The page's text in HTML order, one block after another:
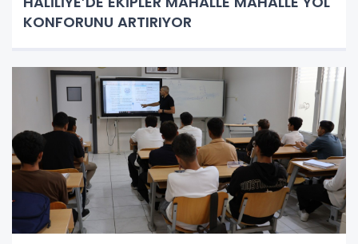
KONFORUNU ARTIRIYOR